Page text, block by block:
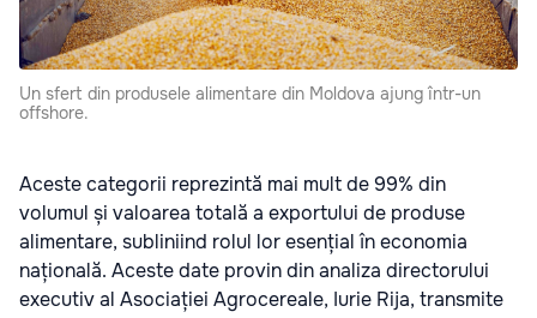
Un sfert din produsele alimentare din Moldova ajung într-un
offshore.
Aceste categorii reprezintă mai mult de 99% din
volumul și valoarea totală a exportului de produse
alimentare, subliniind rolul lor esențial în economia
națională. Aceste date provin din analiza directorului
executiv al Asociației Agrocereale, Iurie Rija, transmite